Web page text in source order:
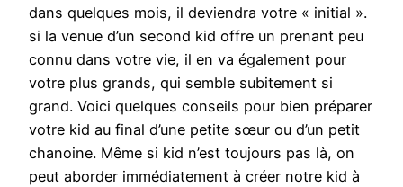
dans quelques mois, il deviendra votre « initial ».
si la venue d’un second kid offre un prenant peu
connu dans votre vie, il en va également pour
votre plus grands, qui semble subitement si
grand. Voici quelques conseils pour bien préparer
votre kid au final d’une petite sœur ou d’un petit
chanoine. Même si kid n’est toujours pas là, on
peut aborder immédiatement à créer notre kid à